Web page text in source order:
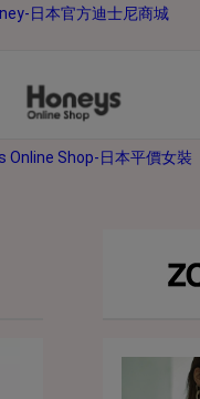
會員帳戶中。
，可掃瞄QRcode下載APP
禮券、儲值卡……等等」、
另行通知，將以官網公告為
日本官方迪士尼商城
Online Shop-日本平價女裝